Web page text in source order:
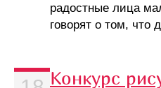
радостные лица
говорят о том, что
Конкурс